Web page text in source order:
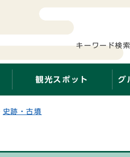
キーワード検索
観光スポット グ
史跡・古墳